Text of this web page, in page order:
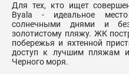
Для тех, кто ищет
Byala - идеальное
солнечными днями и
золотистому пляжу. ЖК
побережья и яхтенной
доступ к лучшим пляжам
Черного моря.